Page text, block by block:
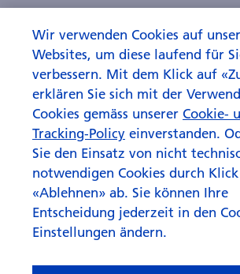
Wir verwenden Cookies auf
Websites, um diese laufend für
verbessern. Mit dem Klick auf
erklären Sie sich mit der
Cookies gemäss unserer Cookie-
Tracking-Policy einverstanden.
Sie den Einsatz von nicht
notwendigen Cookies durch
«Ablehnen» ab. Sie können Ihre
Entscheidung jederzeit in den
Einstellungen ändern.